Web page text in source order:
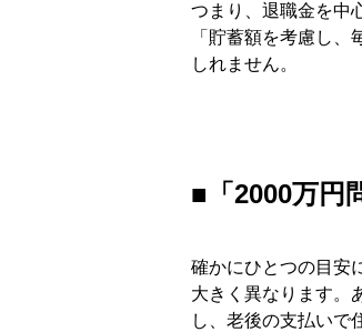
つまり、退職金を中
「貯蓄額を考慮し
しれません。
■「2000万円
確かにひとつの目安
大きく異なります。
し、老後の支払いで